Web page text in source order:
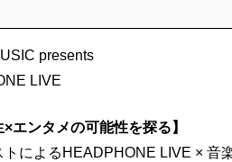
presents
LIVE
×エンタメの可能性を探る】
トによるHEADPHONE LIVE × 音